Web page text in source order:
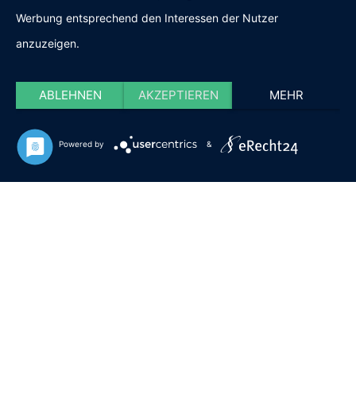
Werbung entsprechend den Interessen der Nutzer
anzuzeigen.
ABLEHNEN AKZEPTIEREN MEHR
Powered by &